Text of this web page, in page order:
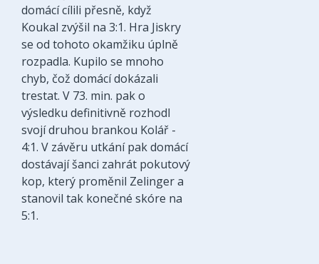
domácí cílili přesně, když
Koukal zvýšil na 3:1. Hra Jiskry
se od tohoto okamžiku úplně
rozpadla. Kupilo se mnoho
chyb, čož domácí dokázali
trestat. V 73. min. pak o
výsledku definitivně rozhodl
svojí druhou brankou Kolář -
4:1. V závěru utkání pak domácí
dostávají šanci zahrát pokutový
kop, který proměnil Zelinger a
stanovil tak konečné skóre na
5:1.